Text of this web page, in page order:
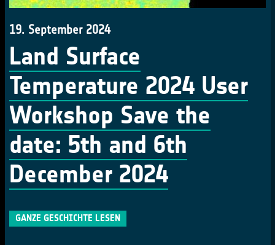
19. September 2024
Land Surface
Temperature 2024 User
Workshop Save the
date: 5th and 6th
December 2024
GANZE GESCHICHTE LESEN